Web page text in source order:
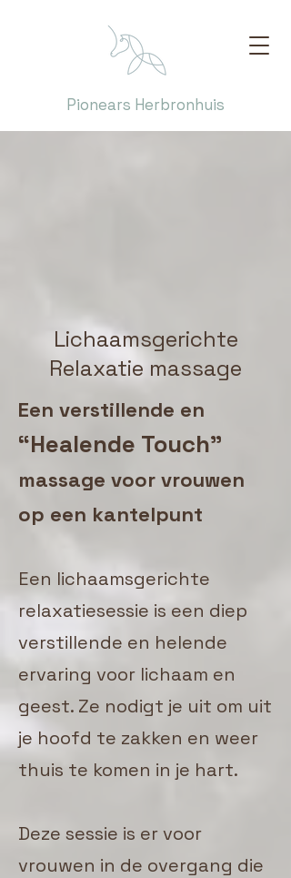
Pionears Herbronhuis
Lichaamsgerichte
Relaxatie massage
Een verstillende en
“Healende Touch”
massage voor vrouwen
op een kantelpunt
Een lichaamsgerichte
relaxatiesessie is een diep
verstillende en helende
ervaring voor lichaam en
geest. Ze nodigt je uit om uit
je hoofd te zakken en weer
thuis te komen in je hart.
Deze sessie is er voor
vrouwen in de overgang die